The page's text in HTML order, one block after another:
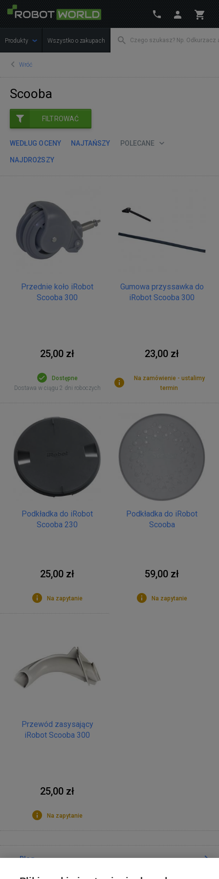
Produkty Wszystko o zakupach
Wróć
Scooba
FILTROWAĆ
WEDŁUG OCENY NAJTAŃSZY POLECANE
NAJDROŻSZY
Przednie koło iRobot
Scooba 300
25,00 zł
Dostępne
Dostawa w ciągu 2 dni roboczych
Gumowa przyssawka do
iRobot Scooba 300
23,00 zł
Na zamówienie - ustalimy
termin
Podkładka do iRobot
Scooba 230
25,00 zł
Na zapytanie
Podkładka do iRobot
Scooba
59,00 zł
Na zapytanie
Przewód zasysający
iRobot Scooba 300
25,00 zł
Na zapytanie
Blog